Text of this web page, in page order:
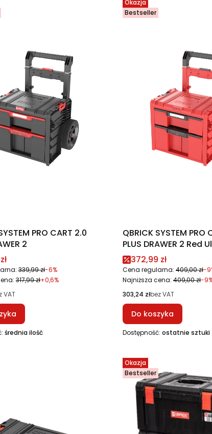
PRO CART 2.0
2
339,99 zł-6%
317,99 zł+0,6%
VAT
średnia ilość
Okazja
Bestseller
QBRICK SYSTEM PRO
PLUS DRAWER 2 Red
Custom
Cena promocyjna
372,99 zł
Cena regularna: 409,00 zł-
Najniższa cena: 409,00 zł-
Cena
303,24 złbez VAT
Do koszyka
Dostępność: ostatnie sztuki
Okazja
Bestseller